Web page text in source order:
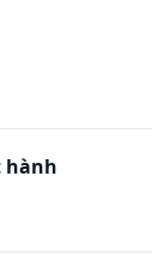
hành